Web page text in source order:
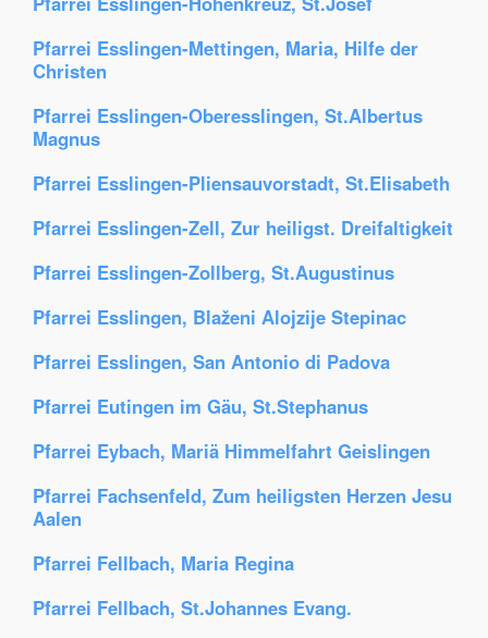
Pfarrei Esslingen-Mettingen, Maria, Hilfe der
Christen
Pfarrei Esslingen-Oberesslingen, St.Albertus
Magnus
Pfarrei Esslingen-Pliensauvorstadt, St.Elisabeth
Pfarrei Esslingen-Zell, Zur heiligst. Dreifaltigkeit
Pfarrei Esslingen-Zollberg, St.Augustinus
Pfarrei Esslingen, Blaženi Alojzije Stepinac
Pfarrei Esslingen, San Antonio di Padova
Pfarrei Eutingen im Gäu, St.Stephanus
Pfarrei Eybach, Mariä Himmelfahrt Geislingen
Pfarrei Fachsenfeld, Zum heiligsten Herzen Jesu
Aalen
Pfarrei Fellbach, Maria Regina
Pfarrei Fellbach, St.Johannes Evang.